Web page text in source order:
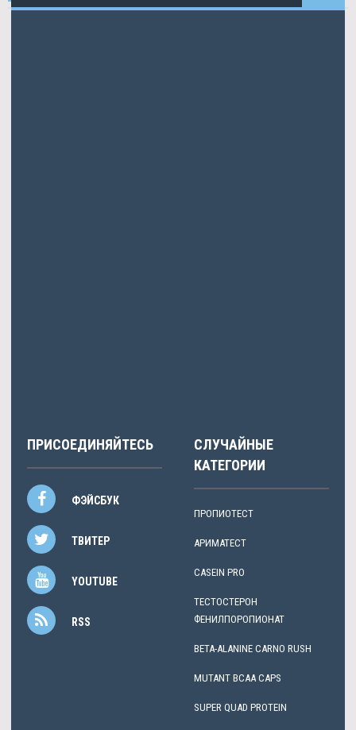
ПРИСОЕДИНЯЙТЕСЬ
ФЭЙСБУК
ТВИТЕР
YOUTUBE
RSS
СЛУЧАЙНЫЕ
КАТЕГОРИИ
ПРОПИОТЕСТ
АРИМАТЕСТ
CASEIN PRO
ТЕСТОСТЕРОН
ФЕНИЛПОРОПИОНАТ
BETA-ALANINE CARNO RUSH
MUTANT BCAA CAPS
SUPER QUAD PROTEIN